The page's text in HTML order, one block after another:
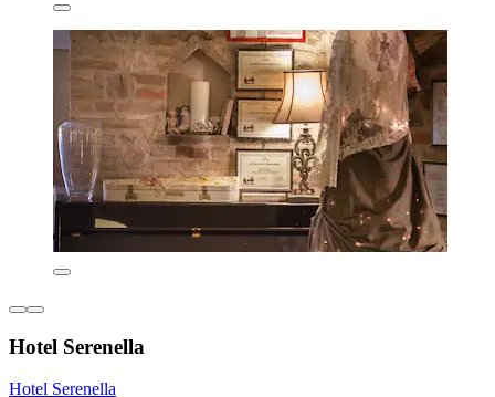
Hotel Serenella
Hotel Serenella